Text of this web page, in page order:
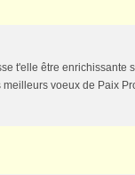
t'elle être enrichissante
voeux de Paix